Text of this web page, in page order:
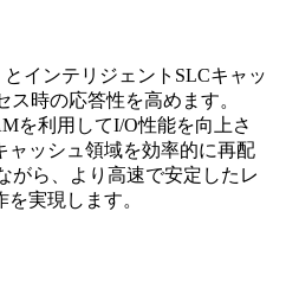
インテリジェントSLCキャッ
時の応答性を高めます。
を利用してI/O性能を向上さ
ャッシュ領域を効率的に再配
がら、より高速で安定したレ
実現します。